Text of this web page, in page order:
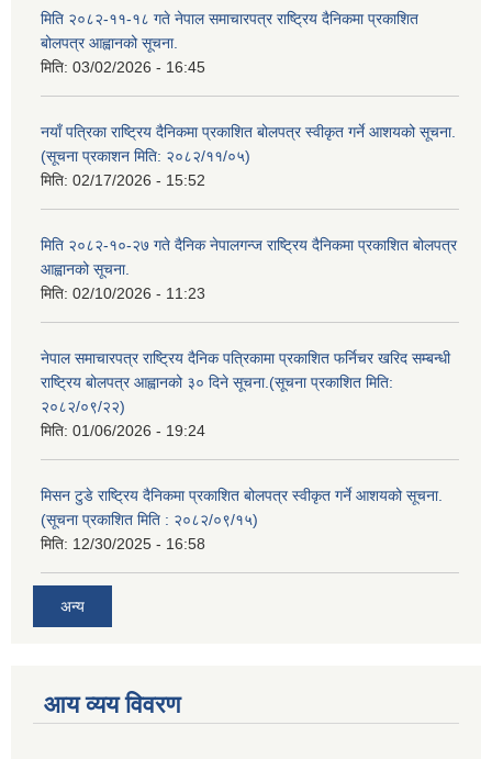
मिति २०८२-११-१८ गते नेपाल समाचारपत्र राष्ट्रिय दैनिकमा प्रकाशित
बोलपत्र आह्वानको सूचना.
मिति: 03/02/2026 - 16:45
नयाँ पत्रिका राष्ट्रिय दैनिकमा प्रकाशित बोलपत्र स्वीकृत गर्ने आशयको सूचना.
(सूचना प्रकाशन मिति: २०८२/११/०५)
मिति: 02/17/2026 - 15:52
मिति २०८२-१०-२७ गते दैनिक नेपालगन्ज राष्ट्रिय दैनिकमा प्रकाशित बोलपत्र
आह्वानको सूचना.
मिति: 02/10/2026 - 11:23
नेपाल समाचारपत्र राष्ट्रिय दैनिक पत्रिकामा प्रकाशित फर्निचर खरिद सम्बन्धी
राष्ट्रिय बोलपत्र आह्वानको ३० दिने सूचना.(सूचना प्रकाशित मिति:
२०८२/०९/२२)
मिति: 01/06/2026 - 19:24
मिसन टुडे राष्ट्रिय दैनिकमा प्रकाशित बोलपत्र स्वीकृत गर्ने आशयको सूचना.
(सूचना प्रकाशित मिति : २०८२/०९/१५)
मिति: 12/30/2025 - 16:58
अन्य
आय व्यय विवरण